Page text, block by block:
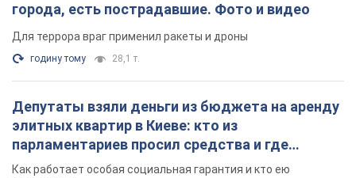
города, есть пострадавшие. Фото и видео
Для террора враг применил ракеты и дроны
годину тому 28,1 т.
Депутаты взяли деньги из бюджета на аренду
элитных квартир в Киеве: кто из
парламентариев просил средства и где
поселился
Как работает особая социальная гарантия и кто ею